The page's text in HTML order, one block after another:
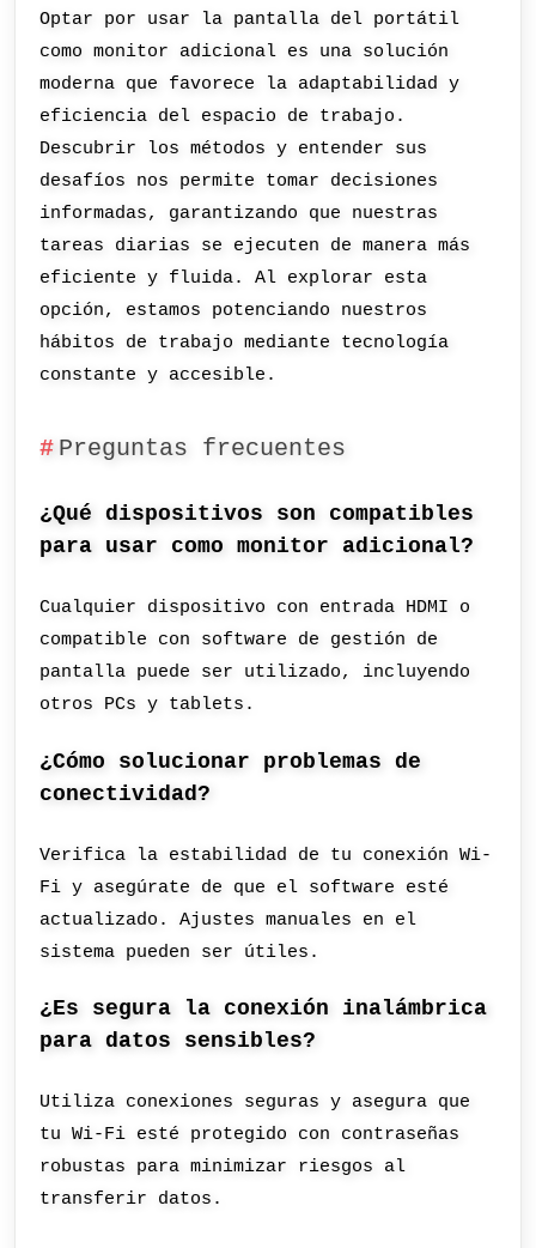
Optar por usar la pantalla del portátil
como monitor adicional es una solución
moderna que favorece la adaptabilidad y
eficiencia del espacio de trabajo.
Descubrir los métodos y entender sus
desafíos nos permite tomar decisiones
informadas, garantizando que nuestras
tareas diarias se ejecuten de manera más
eficiente y fluida. Al explorar esta
opción, estamos potenciando nuestros
hábitos de trabajo mediante tecnología
constante y accesible.
Preguntas frecuentes
¿Qué dispositivos son compatibles
para usar como monitor adicional?
Cualquier dispositivo con entrada HDMI o
compatible con software de gestión de
pantalla puede ser utilizado, incluyendo
otros PCs y tablets.
¿Cómo solucionar problemas de
conectividad?
Verifica la estabilidad de tu conexión Wi-
Fi y asegúrate de que el software esté
actualizado. Ajustes manuales en el
sistema pueden ser útiles.
¿Es segura la conexión inalámbrica
para datos sensibles?
Utiliza conexiones seguras y asegura que
tu Wi-Fi esté protegido con contraseñas
robustas para minimizar riesgos al
transferir datos.